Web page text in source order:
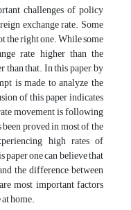
challenges of policy
exchange rate. Some
the right one. While some
rate higher than the
that. In this paper, by
is made to analyze the
of this paper indicates
movement is following
proved in most of the
high rates of
one can believe that
the difference between
most important factors
home.